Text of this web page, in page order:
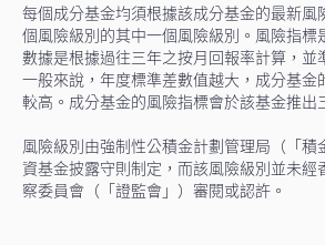
每個成分基金均須根據該成分基金的最新⾵
個⾵險級別的其中⼀個⾵險級別。風險指標
數據是根據過往三年之按月回報率計算，並
一般來說，年度標準差數值越大，成分基
較高。成分基金的風險指標會於該基金推出
⾵險級別由強制性公積金計劃管理局（「積
資基金披露守則制定，而該⾵險級別並未經
察委員會（「證監會」）審閱或認許。